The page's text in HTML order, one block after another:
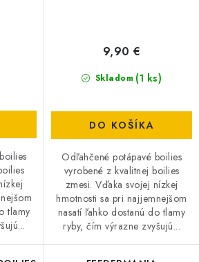
tlamy
Skladom (1 ks)
9,90 €
DO KOŠÍKA
Odľahčené potápavé boilies
vyrobené z kvalitnej boilies
zmesi. Vďaka svojej nízkej
hmotnosti sa pri najjemnejšom
nasatí ľahko dostanú do tlamy
ryby, čím výrazne zvyšujú...